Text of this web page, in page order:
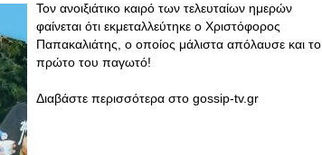
Τον ανοιξιάτικο καιρό των τελευταίων ημερών
φαίνεται ότι εκμεταλλεύτηκε ο Χριστόφορος
Παπακαλιάτης, ο οποίος μάλιστα απόλαυσε και το
πρώτο του παγωτό!
Διαβάστε περισσότερα στο gossip-tv.gr